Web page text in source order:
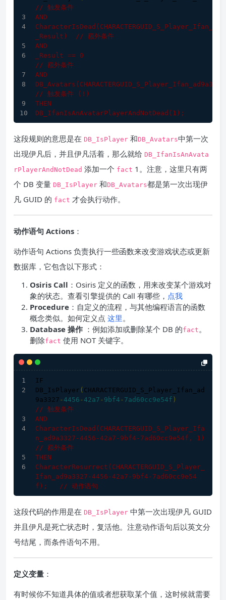
// 触发条件
AND
CharacterIsDead
_Result)
// 额外条件
AND
_Result == 0
// 额外条件
AND
DB_Avatars
// 触发条件 (!)
THEN
DB_IfanIsAnAvatarPlayerAndNotDead ( 1 ) ;
这段规则的意思是在 DB_IsPlayer 和DB_Avatars中第一次
出现伊凡后，并且伊凡活着，那么就给 DB_IfanIsAnAvata
rPlayerAndNotDead 添加一个 fact 1。注意，这里只有两
个 DB 变量 DB_IsPlayer 和DB_Avatars都是第一次出现伊
凡 GUID 的 fact 才会执行动作。
动作语句 Actions ：
动作语句 Actions 负责执行一些函数来改变游戏状态或更新
数据库，它包含以下形式：
Osiris Call ：Osiris 定义的函数，用来改变某个游戏对
象的状态。查看引擎提供的 Call 有哪些， 点我
Procedure ：自定义的流程，与其他编程语言的函数
概念类似。如何定义点 这里。
Database 操作 ：例如添加或删除某个 DB 的fact。
删除fact 使用 NOT 关键字。
IF
DB_IsPlayer ( CHARACTERGUID_S_Player_Ifan_ad
9a3327 -4456 -42a7 - 9bf4 - 7ad60cc9e54f )
// 触发条件
AND
CharacterIsDead (CHARACTERGUID_S_Player_Ifa
n_ad9a3327-4456 -42a7-9bf4-7ad60cc9e54f, 1 )
// 额外条件
THEN
CharacterResurrect (CHARACTERGUID_S_Player_
Ifan_ad9a3327-4456 -42a7-9bf4-7ad60cc9e54
f) ; // 动作语句
这段代码的作用是在 DB_IsPlayer 中第一次出现伊凡 GUID
并且伊凡是死亡状态时，复活他。注意动作语句后以英文分
号结尾，而条件语句不用。
定义变量 ：
有时候你不知道具体的值或者想获取某个值，这时候就需要